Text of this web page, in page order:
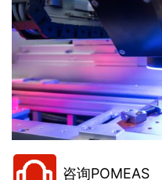
咨询POMEAS